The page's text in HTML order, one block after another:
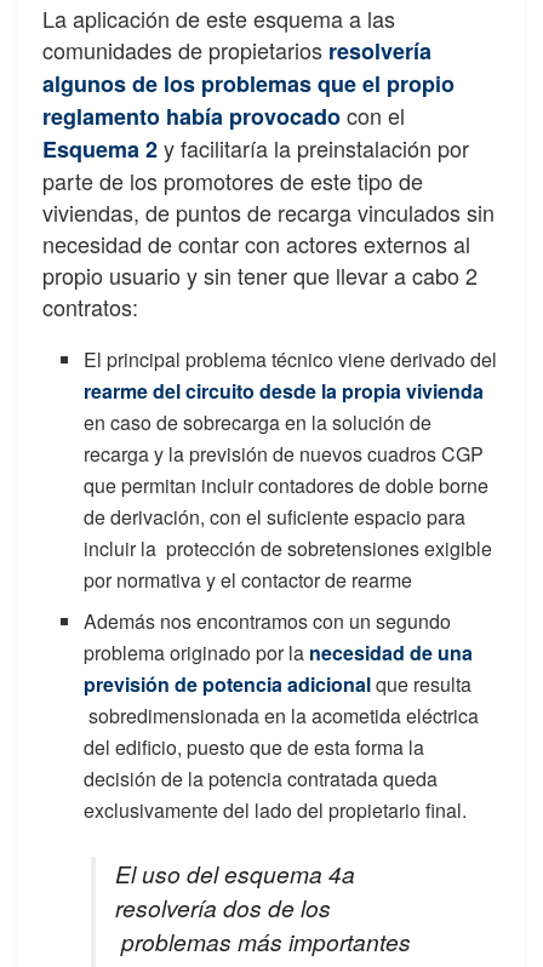
La aplicación de este esquema a las
comunidades de propietarios resolvería
algunos de los problemas que el propio
reglamento había provocadocon el
Esquema 2y facilitaría la preinstalación por
parte de los promotores de este tipo de
viviendas, de puntos de recarga vinculados sin
necesidad de contar con actores externos al
propio usuario y sin tener que llevar a cabo 2
contratos:
El principal problema técnico viene derivado del
rearme del circuito desde la propia vivienda
en caso de sobrecarga en la solución de
recarga y la previsión de nuevos cuadros CGP
que permitan incluir contadores de doble borne
de derivación, con el suficiente espacio para
incluir la protección de sobretensiones exigible
por normativa y el contactor de rearme
Además nos encontramos con un segundo
problema originado por la necesidad de una
previsión de potencia adicionalque resulta
sobredimensionada en la acometida eléctrica
del edificio, puesto que de esta forma la
decisión de la potencia contratada queda
exclusivamente del lado del propietario final.
El uso del esquema 4a
resolvería dos de los
problemas más importantes